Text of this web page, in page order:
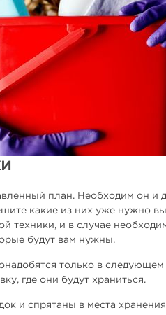
план. Необходим он и
какие из них уже нужно
техники, и в случае
будут вам нужны.
только в
где они будут храниться.
и спрятаны в места